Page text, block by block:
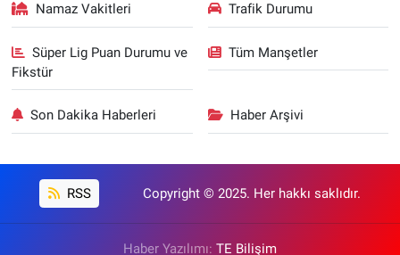
Namaz Vakitleri Trafik Durumu
Süper Lig Puan Durumu ve
Fikstür
Tüm Manşetler
Son Dakika Haberleri Haber Arşivi
RSS Copyright © 2025. Her hakkı saklıdır.
Haber Yazılımı: TE Bilişim